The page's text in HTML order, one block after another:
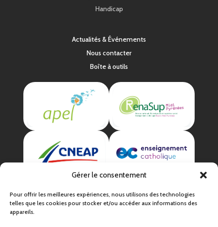
Gérer le consentement
Pour offrir les meilleures expériences, nous utilisons des technologies
telles que les cookies pour stocker et/ou accéder aux informations des
appareils.
Handicap
Actualités & Événements
Nous contacter
Boîte à outils